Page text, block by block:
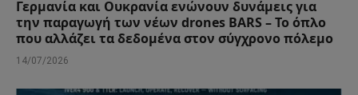
Γερμανία και Ουκρανία ενώνουν δυνάμεις για
την παραγωγή των νέων drones BARS – Το όπλο
που αλλάζει τα δεδομένα στον σύγχρονο πόλεμο
14/07/2026